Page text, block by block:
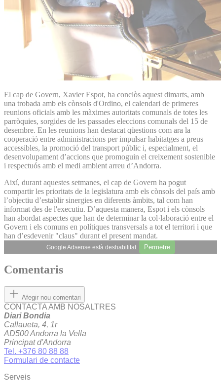
El cap de Govern, Xavier Espot, ha conclòs aquest dimarts, amb
una trobada amb els cònsols d'Ordino, el calendari de primeres
reunions oficials amb les màximes autoritats comunals de totes les
parròquies, sorgides de les passades eleccions comunals del 15 de
desembre. En les reunions han destacat qüestions com ara la
cooperació entre administracions per impulsar habitatges a preus
accessibles, la promoció del transport públic i, especialment, el
desenvolupament d’accions que promoguin el creixement sostenible
i respectuós amb el medi ambient arreu d’Andorra.
Així, durant aquestes setmanes, el cap de Govern ha pogut
compartir les prioritats de la legislatura amb els cònsols del país amb
l’objectiu d’establir sinergies en diferents àmbits, tal com han
informat des de l'executiu. D’aquesta manera, Espot i els cònsols
han abordat aspectes que han de determinar la col·laboració entre el
Govern i els comuns en polítiques transversals a tot el territori i que
han d’esdevenir "claus" durant el present mandat.
Google Adsense està deshabilitat. Permetre
Comentaris
Afegir nou comentari
CONTACTA AMB NOSALTRES
Diari Bondia
Callaueta, 4, 1r
AD500 Andorra la Vella
Principat d'Andorra
Tel. +376 80 88 88
Formulari de contacte
Serveis